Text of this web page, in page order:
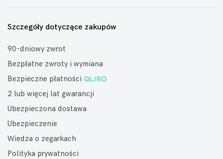
Szczegóły dotyczące zakupów
90-dniowy zwrot
Bezpłatne zwroty i wymiana
Bezpieczne płatności
2 lub więcej lat gwarancji
Ubezpieczona dostawa
Ubezpieczenie
Wiedza o zegarkach
Polityka prywatności